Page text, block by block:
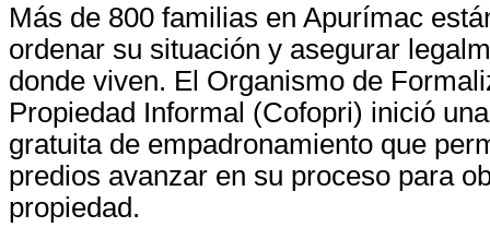
Más de 800 familias en Apurímac
ordenar su situación y asegurar
donde viven. El Organismo de
Propiedad Informal (Cofopri) inició
gratuita de empadronamiento que
predios avanzar en su proceso para
propiedad.